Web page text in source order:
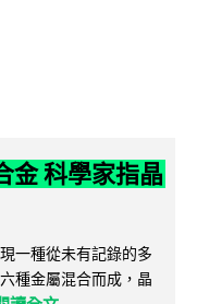
金 科學家指晶
一種從未有記錄的多
種金屬混合而成，晶